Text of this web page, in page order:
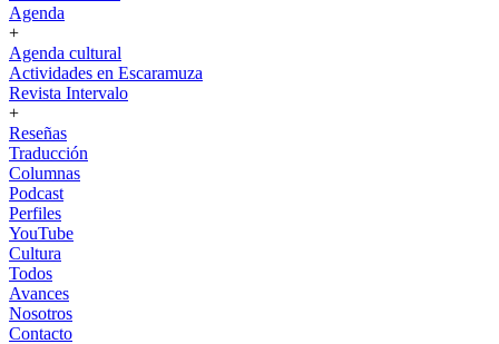
Agenda
+
Agenda cultural
Actividades en Escaramuza
Revista Intervalo
+
Reseñas
Traducción
Columnas
Podcast
Perfiles
YouTube
Cultura
Todos
Avances
Nosotros
Contacto